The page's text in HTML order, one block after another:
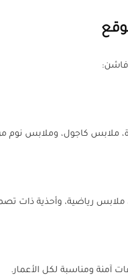
كاجول، وملابس نوم
ملابس رياضية، وأحذية ذات
آمنة ومناسبة لكل الأعمار.